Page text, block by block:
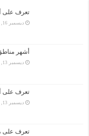
تعرف على
ديسمبر 16, 2021
أشهر
ديسمبر 13, 2021
تعرف على
ديسمبر 13, 2021
تعرف على